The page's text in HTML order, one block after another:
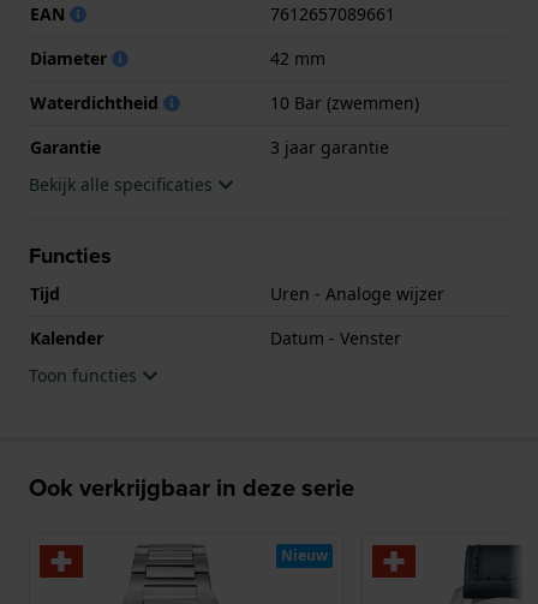
EAN
7612657089661
Diameter
42 mm
Waterdichtheid
10 Bar (zwemmen)
Garantie
3 jaar garantie
Bekijk alle specificaties
Functies
Tijd
Uren - Analoge wijzer
Kalender
Datum - Venster
Toon functies
Ook verkrijgbaar in deze serie
Nieuw